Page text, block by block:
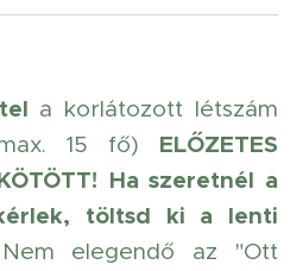
a korlátozott létszám
15 fő) ELŐZETES
Ha szeretnél a
töltsd ki a lenti
elegendő az "Ott